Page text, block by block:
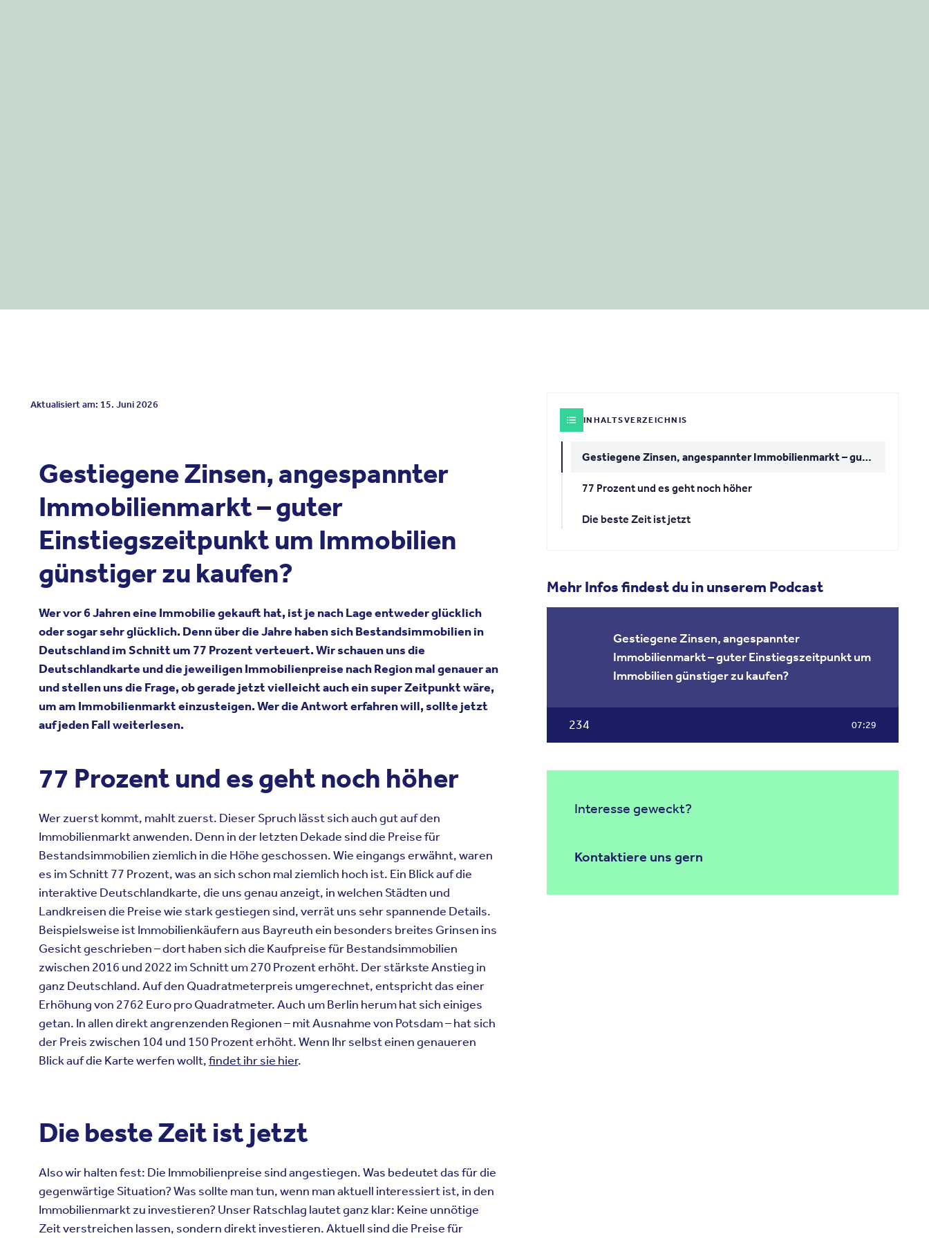
Aktualisiert am: 15. Juni 2026
Gestiegene Zinsen, angespannter
Immobilienmarkt – guter
Einstiegszeitpunkt um Immobilien
günstiger zu kaufen?
Wervor6 Jahreneine Immobiliegekaufthat, istje nachLageentwederglücklich
odersogarsehrglücklich. Dennüberdie Jahre habensichBestandsimmobilienin
DeutschlandimSchnittum 77 Prozentverteuert. Wirschauenunsdie
Deutschlandkarte und die jeweiligenImmobilienpreise nachRegion malgenaueran
undstellenunsdie Frage,obgerade jetztvielleichtaucheinsuperZeitpunktwäre,
um am Immobilienmarkteinzusteigen.WerdieAntworterfahrenwill,sollte jetzt
aufjedenFallweiterlesen.
77 Prozentund esgehtnoch höher
Werzuerstkommt, mahltzuerst. DieserSpruch lässtsichauchgut auf den
Immobilienmarktanwenden. Denn in derletzten Dekade sinddie Preisefür
Bestandsimmobilien ziemlich in die Höhegeschossen. Wieeingangserwähnt,waren
es imSchnitt77 Prozent, wasan sich schon mal ziemlich hoch ist. Ein Blick auf die
interaktive Deutschlandkarte, die unsgenauanzeigt, inwelchen Städten und
Landkreisendie Preisewie starkgestiegen sind,verrätuns sehrspannende Details.
Beispielsweise istImmobilienkäufernaus Bayreuthein besonders breites Grinsen ins
Gesichtgeschrieben–dorthaben sichdie KaufpreisefürBestandsimmobilien
zwischen 2016 und 2022 imSchnittum 270Prozenterhöht. DerstärksteAnstieg in
ganz Deutschland. Auf den Quadratmeterpreis umgerechnet,entsprichtdaseiner
Erhöhungvon 2762 Euro proQuadratmeter. Auch um Berlin herumhatsicheiniges
getan. Inallendirektangrenzenden Regionen–mitAusnahmevon Potsdam–hatsich
der Preis zwischen 104 und 150Prozenterhöht.Wenn Ihrselbsteinengenaueren
Blick auf die Kartewerfenwollt,findet ihr sie hier.
DiebesteZeitistjetzt
Also wir halten fest: Die Immobilienpreise sind angestiegen. Was bedeutet das für die
gegenwärtige Situation? Was sollte man tun, wenn man aktuell interessiert ist, in den
Immobilienmarkt zu investieren? Unser Ratschlag lautet ganz klar: Keine unnötige
Zeit verstreichen lassen, sondern direkt investieren. Aktuell sind die Preise für
INHALTSVERZEICHNIS
Gestiegene Zinsen, angespannter Immobilienmarkt – guter Einstiegszeitpunkt um Immobilien günstiger zu kaufen?
77 Prozent und es geht noch höher
Die beste Zeit ist jetzt
Mehr Infos findest du in unserem Podcast
Gestiegene Zinsen, angespannter
Immobilienmarkt – guter Einstiegszeitpunkt um
Immobilien günstiger zu kaufen?
234 07:29
Interesse geweckt?
Kontaktiere uns gern